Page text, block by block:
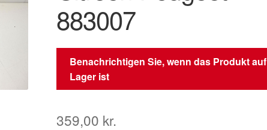
883007
Benachrichtigen Sie, wenn das Produkt auf
Lager ist
359,00 kr.